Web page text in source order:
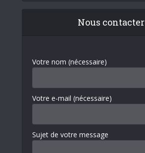
Nous contacter
Votre nom (nécessaire)
Votre e-mail (nécessaire)
Sujet de votre message